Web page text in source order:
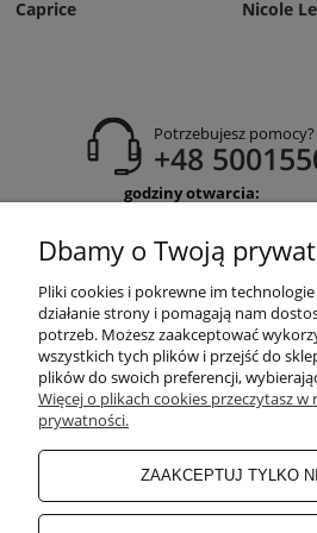
Caprice Nicole
Potrzebujesz
+48
godziny otwarcia:
obuwiehigo@gmail.com
WARUNKI
MOJE
Dbamy o Twoją
Pliki cookies i pokrewne im
działanie strony i pomagają nam
potrzeb. Możesz zaakceptować
wszystkich tych plików i przejść do
plików do swoich preferencji,
Więcej o plikach cookies przeczytasz w
prywatności.
ZAAKCEPTUJ TYLKO